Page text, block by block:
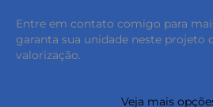
keyboard_backspace
Entre em contato comigo para
garanta sua unidade neste projeto
valorização.
Veja mais